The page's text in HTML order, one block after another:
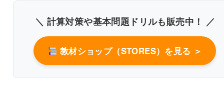
5℃前後の冷水
時間をかけて戻す
グアニル酸のもと
る成分
冷水でゆっくり戻す
う
成分を引き出しやすくなる
＼ 計算対策や基本問題ドリルも販売中！ ／
教材ショップ（STORES）を見る ＞